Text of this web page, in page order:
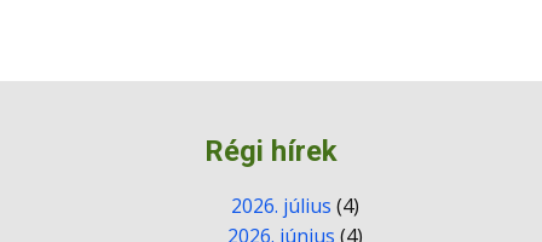
Régi hírek
2026. július (4)
2026. június (4)